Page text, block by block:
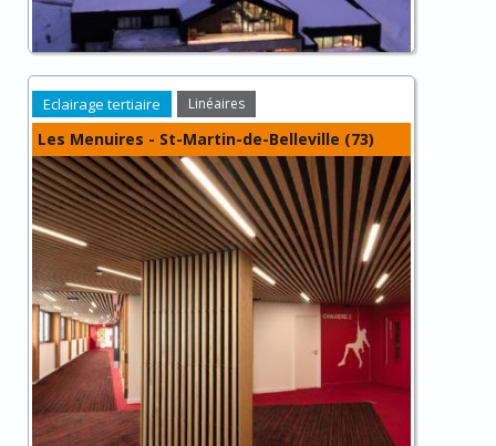
Eclairage tertiaire Linéaires
Les Menuires - St-Martin-de-Belleville (73)